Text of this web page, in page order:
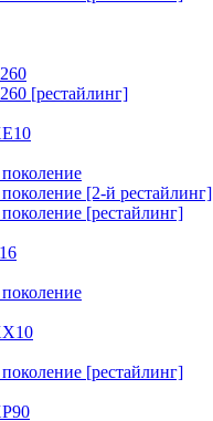
[рестайлинг]
поколение
поколение [2-й рестайлинг]
поколение [рестайлинг]
поколение
поколение [рестайлинг]